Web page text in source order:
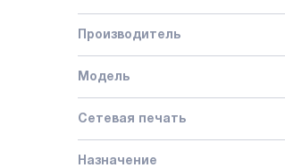
Производитель
Модель
Сетевая печать
Назначение